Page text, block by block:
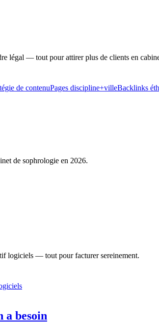
légal — tout pour attirer plus de clients en
de contenuPages discipline+villeBacklinks
de sophrologie en 2026.
logiciels — tout pour facturer sereinement.
a besoin